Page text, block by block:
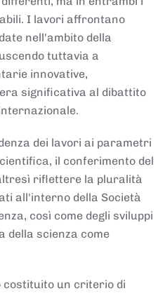
I lavori affrontano
nell'ambito della
tuttavia a
innovative,
significativa al dibattito
dei lavori ai parametri
il conferimento del
riflettere la pluralità
all'interno della Società
così come degli sviluppi
della scienza come
costituito un criterio di